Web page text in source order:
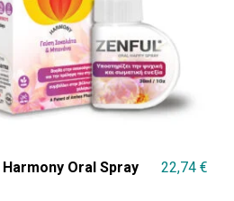
Oral Spray
22,74 €